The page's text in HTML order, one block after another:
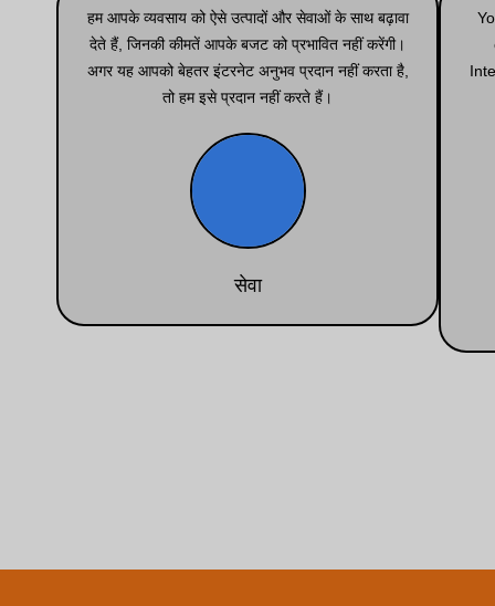
हम आपके व्यवसाय को ऐसे उत्पादों और सेवाओं के साथ बढ़ावा
देते हैं, जिनकी कीमतें आपके बजट को प्रभावित नहीं करेंगी।
अगर यह आपको बेहतर इंटरनेट अनुभव प्रदान नहीं करता है,
तो हम इसे प्रदान नहीं करते हैं।
सेवा